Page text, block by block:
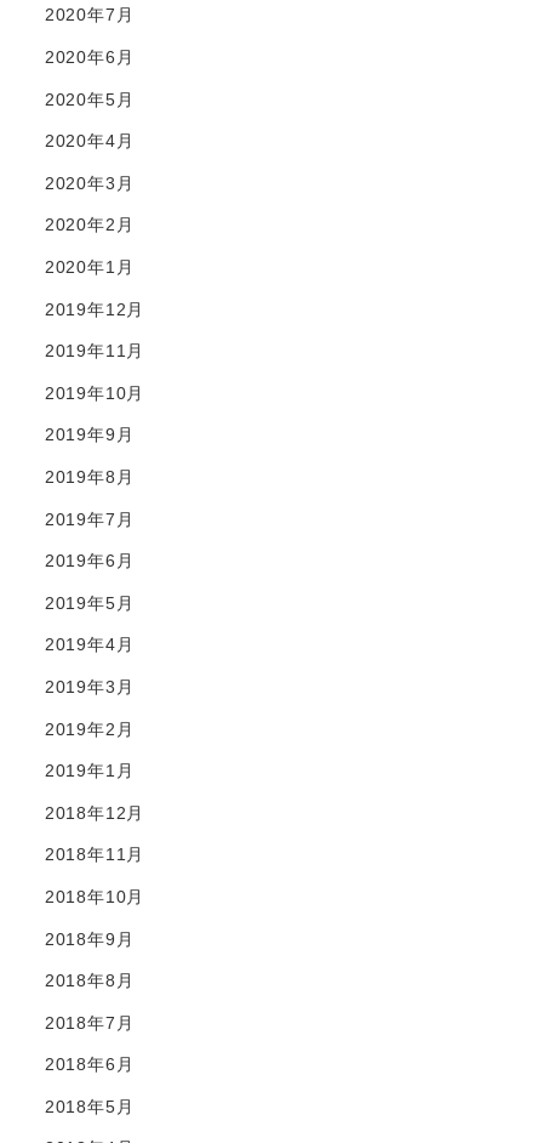
2020年7月
2020年6月
2020年5月
2020年4月
2020年3月
2020年2月
2020年1月
2019年12月
2019年11月
2019年10月
2019年9月
2019年8月
2019年7月
2019年6月
2019年5月
2019年4月
2019年3月
2019年2月
2019年1月
2018年12月
2018年11月
2018年10月
2018年9月
2018年8月
2018年7月
2018年6月
2018年5月